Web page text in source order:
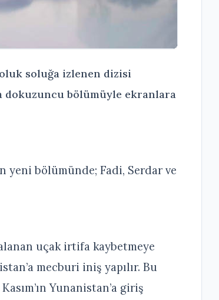
soluğa izlenen dizisi
dokuzuncu bölümüyle ekranlara
yeni bölümünde; Fadi, Serdar ve
uçak irtifa kaybetmeye
mecburi iniş yapılır. Bu
Yunanistan’a giriş